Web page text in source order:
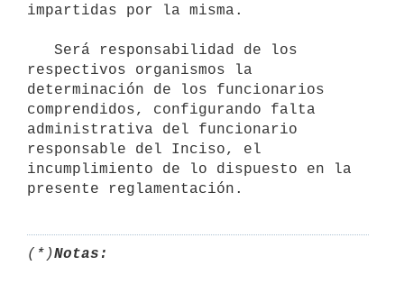
impartidas por la misma.
respectivos organismos la
determinación de los funcionarios
comprendidos, configurando falta
administrativa del funcionario
responsable del Inciso, el
incumplimiento de lo dispuesto en la
(*)Notas: